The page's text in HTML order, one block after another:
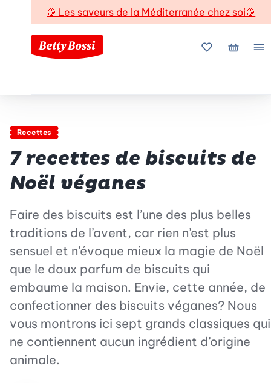
🍋 Les saveurs de la Méditerranée chez soi🍋
Mes favoris
Mon
Recettes
7 recettes de biscuits de
Noël véganes
Faire des biscuits est l’une des plus belles
traditions de l’avent, car rien n’est plus
sensuel et n’évoque mieux la magie de Noël
que le doux parfum de biscuits qui
embaume la maison. Envie, cette année, de
confectionner des biscuits véganes? Nous
vous montrons ici sept grands classiques qui
ne contiennent aucun ingrédient d’origine
animale.